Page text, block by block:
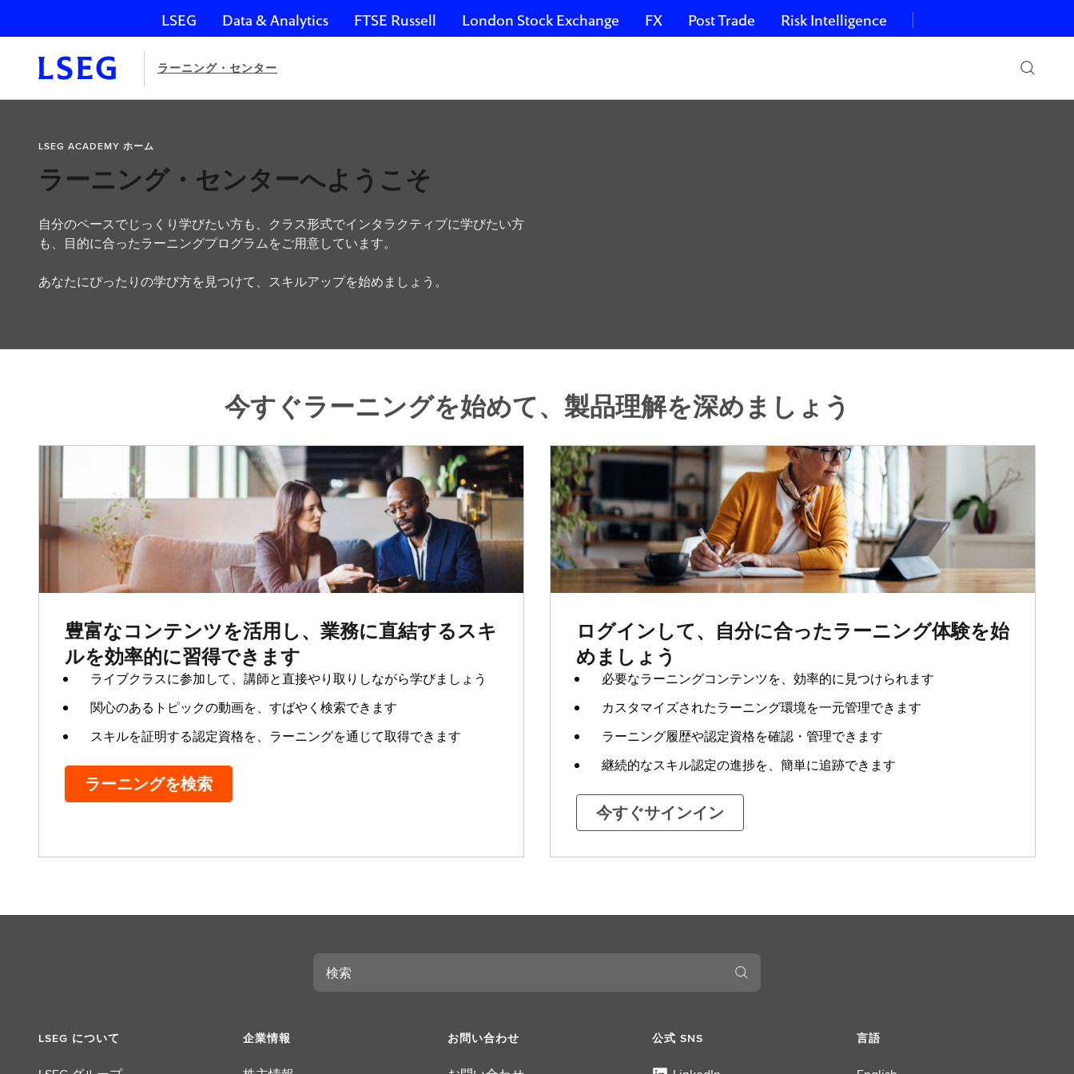
ナビゲーションをスキップ
LSEG Data & Analytics FTSE Russell London Stock Exchange FX Post Trade Risk Intelligence
ラーニング・センター
LSEG ACADEMY ホーム
ラーニング・センターへようこそ
自分のペースでじっくり学びたい方も、クラス形式でインタラクティブに学びたい方
も、目的に合ったラーニングプログラムをご用意しています。
あなたにぴったりの学び方を見つけて、スキルアップを始めましょう。
今すぐラーニングを始めて、製品理解を深めましょう
豊富なコンテンツを活用し、業務に直結するスキ
ルを効率的に習得できます
ライブクラスに参加して、講師と直接やり取りしながら学びましょう
関心のあるトピックの動画を、すばやく検索できます
スキルを証明する認定資格を、ラーニングを通じて取得できます
ラーニングを検索
ログインして、自分に合ったラーニング体験を始
めましょう
必要なラーニングコンテンツを、効率的に見つけられます
カスタマイズされたラーニング環境を一元管理できます
ラーニング履歴や認定資格を確認・管理できます
継続的なスキル認定の進捗を、簡単に追跡できます
今すぐサインイン
検
LSEG について 企業情報 お問い合わせ 公式 SNS 言語